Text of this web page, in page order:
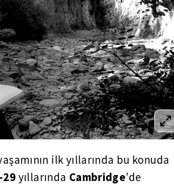
ilk yıllarında bu konuda
29 yıllarında Cambridge'de